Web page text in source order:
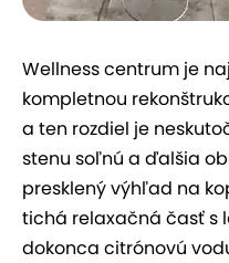
Wellness centrum je
kompletnou
a ten rozdiel je
stenu soľnú a ďalšia
presklený výhľad na
tichá relaxačná časť s
dokonca citrónovú